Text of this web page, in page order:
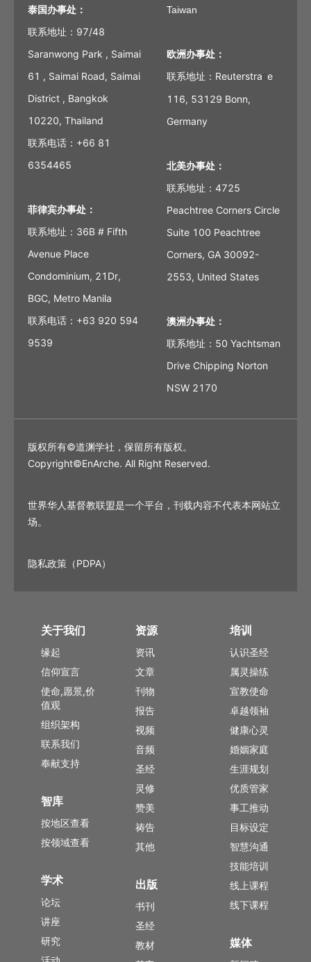
泰国办事处：
联系地址：97/48
Saranwong Park , Saimai
61 , Saimai Road, Saimai
District , Bangkok
10220, Thailand
联系电话：+66 81
6354465
菲律宾办事处：
联系地址：36B # Fifth
Avenue Place
Condominium, 21Dr,
BGC, Metro Manila
联系电话：+63 920 594
9539
Taiwan
欧洲办事处：
联系地址：Reuterstra e
116, 53129 Bonn,
Germany
北美办事处：
联系地址：4725
Peachtree Corners Circle
Suite 100 Peachtree
Corners, GA 30092-
2553, United States
澳洲办事处：
联系地址：50 Yachtsman
Drive Chipping Norton
NSW 2170
版权所有©道渊学社，保留所有版权。
Copyright©EnArche. All Right Reserved.
世界华人基督教联盟是一个平台，刊载内容不代表本网站立
场。
隐私政策（PDPA）
关于我们
缘起
信仰宣言
使命,愿景,价
值观
组织架构
联系我们
奉献支持
智库
按地区查看
按领域查看
学术
论坛
讲座
研究
资源
资讯
文章
刊物
报告
视频
音频
圣经
灵修
赞美
祷告
其他
出版
书刊
圣经
教材
培训
认识圣经
属灵操练
宣教使命
卓越领袖
健康心灵
婚姻家庭
生涯规划
优质管家
事工推动
目标设定
智慧沟通
技能培训
线上课程
线下课程
媒体